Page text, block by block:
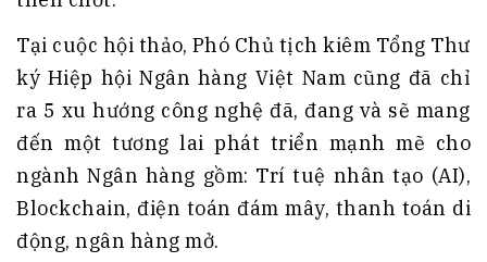
Tại cuộc hội thảo, Phó Chủ tịch kiêm Tổng Thư
ký Hiệp hội Ngân hàng Việt Nam cũng đã chỉ
ra 5 xu hướng công nghệ đã, đang và sẽ mang
đến một tương lai phát triển mạnh mẽ cho
ngành Ngân hàng gồm: Trí tuệ nhân tạo (AI),
Blockchain, điện toán đám mây, thanh toán di
động, ngân hàng mở.